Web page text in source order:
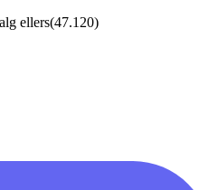
ellers(47.120)